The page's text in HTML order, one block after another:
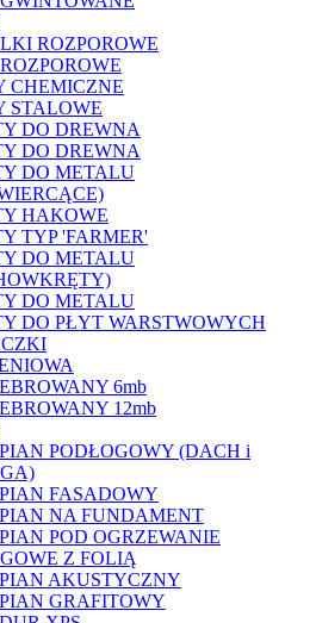
ROZPOROWE
CHEMICZNE
STALOWE
DO DREWNA
DO DREWNA
DO METALU
HAKOWE
TYP 'FARMER'
DO METALU
DO METALU
DO PŁYT WARSTWOWYCH
6mb
12mb
PODŁOGOWY (DACH i
FASADOWY
NA FUNDAMENT
POD OGRZEWANIE
Z FOLIĄ
AKUSTYCZNY
GRAFITOWY